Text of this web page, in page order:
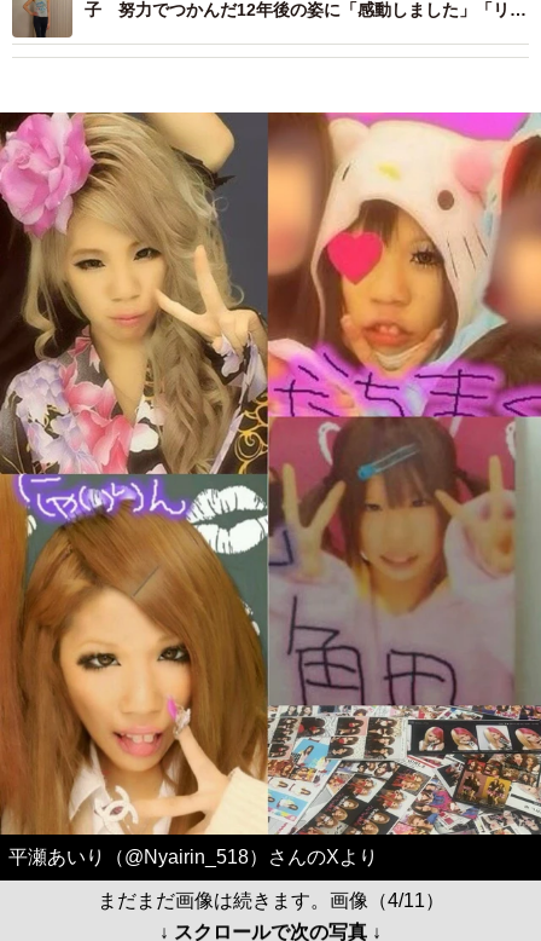
子 努力でつかんだ12年後の姿に「感動しました」「リス
平瀬あいり（@Nyairin_518）さんのXより
まだまだ画像は続きます。画像（4/11）
↓ スクロールで次の写真 ↓